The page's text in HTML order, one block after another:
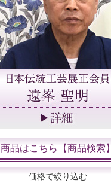
商品はこちら【商品検索】
価格で絞り込む